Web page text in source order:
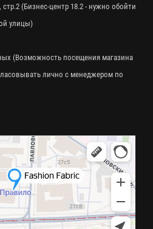
(Бизнес-центр 18.2 - нужно обойти
улицы)
(Возможность посещения магазина
лично с менеджером по